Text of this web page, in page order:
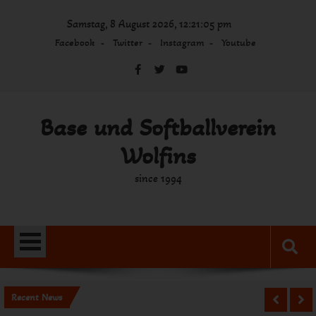
Samstag, 8 August 2026, 12:21:05 pm
Facebook Twitter Instagram Youtube
Base und Softballverein
Wolfins
since 1994
Recent News